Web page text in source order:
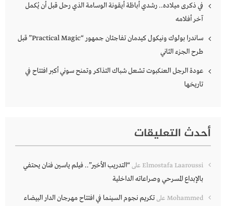
في ذكرى ميلاده.. رشدي أباظة أيقونة الوسامة الذي رحل قبل أن يُكمل
آخر أفلامه
ساندرا بولوك ونيكول كيدمان تفاجئان جمهور “Practical Magic” قبل
طرح الجزء الثاني
عودة الرجل العنكبوت تشعل شباك التذاكر وتمنح سوني أكبر افتتاح في
تاريخها
أحدث التعليقات
Elmostafa Laaroussi على“التدريب الأخير”.. فيلم ياسين فنان يحتفي
بالإبداع المسرحي وصراعاته الداخلية
Mohammed علىتكريم نجوم السينما في افتتاح مهرجان الدار البيضاء